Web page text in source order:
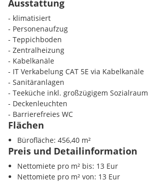
Ausstattung
- klimatisiert
- Personenaufzug
- Teppichboden
- Zentralheizung
- Kabelkanäle
- IT Verkabelung CAT 5E via Kabelkanäle
- Sanitäranlagen
- Teeküche inkl. großzügigem Sozialraum
- Deckenleuchten
- Barrierefreies WC
Flächen
Bürofläche: 456,40 m²
Preis und Detailinformation
Nettomiete pro m² bis: 13 Eur
Nettomiete pro m² von: 13 Eur